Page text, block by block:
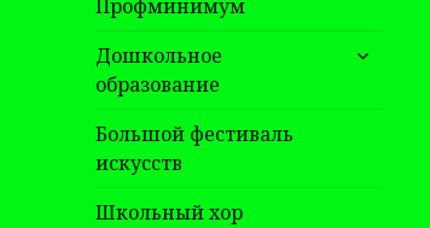
Профминимум
Дошкольное
образование
раскрыть
Большой фестиваль
искусств
Школьный хор